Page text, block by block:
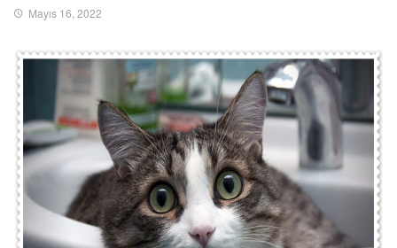
Mayıs 16, 2022